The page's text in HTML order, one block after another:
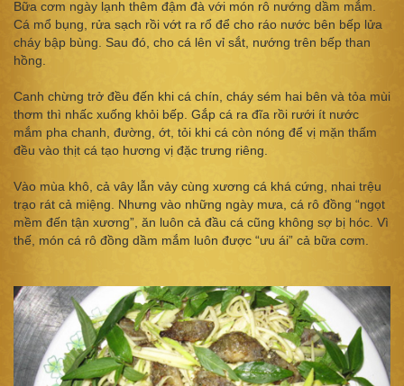
Bữa cơm ngày lạnh thêm đậm đà với món rô nướng dầm mắm.
Cá mổ bụng, rửa sạch rồi vớt ra rổ để cho ráo nước bên bếp lửa
cháy bập bùng. Sau đó, cho cá lên vỉ sắt, nướng trên bếp than
hồng.
Canh chừng trở đều đến khi cá chín, cháy sém hai bên và tỏa mùi
thơm thì nhấc xuống khỏi bếp. Gắp cá ra đĩa rồi rưới ít nước
mắm pha chanh, đường, ớt, tỏi khi cá còn nóng để vị mặn thấm
đều vào thịt cá tạo hương vị đặc trưng riêng.
Vào mùa khô, cả vây lẫn vảy cùng xương cá khá cứng, nhai trệu
trạo rát cả miệng. Nhưng vào những ngày mưa, cá rô đồng “ngọt
mềm đến tận xương”, ăn luôn cả đầu cá cũng không sợ bị hóc. Vì
thế, món cá rô đồng dầm mắm luôn được “ưu ái” cả bữa cơm.